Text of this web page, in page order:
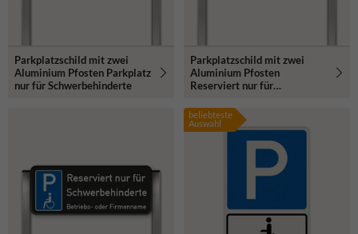
Parkplatzschild mit zwei
Aluminium Pfosten Parkplatz
nur für Schwerbehinderte
Parkplatzschild mit zwei
Aluminium Pfosten
Reserviert nur für
beliebteste
Auswahl